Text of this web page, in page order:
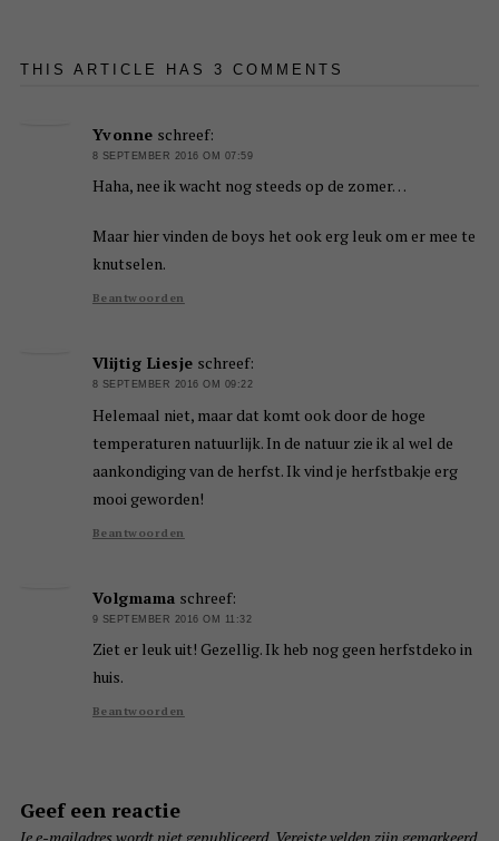
THIS ARTICLE HAS 3 COMMENTS
Yvonne schreef:
8 SEPTEMBER 2016 OM 07:59
Haha, nee ik wacht nog steeds op de zomer…
Maar hier vinden de boys het ook erg leuk om er mee te
knutselen.
Beantwoorden
Vlijtig Liesje schreef:
8 SEPTEMBER 2016 OM 09:22
Helemaal niet, maar dat komt ook door de hoge
temperaturen natuurlijk. In de natuur zie ik al wel de
aankondiging van de herfst. Ik vind je herfstbakje erg
mooi geworden!
Beantwoorden
Volgmama schreef:
9 SEPTEMBER 2016 OM 11:32
Ziet er leuk uit! Gezellig. Ik heb nog geen herfstdeko in
huis.
Beantwoorden
Geef een reactie